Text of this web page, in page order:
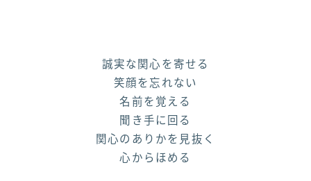
誠実な関心を寄せる
笑顔を忘れない
名前を覚える
聞き手に回る
関心のありかを見抜く
心からほめる